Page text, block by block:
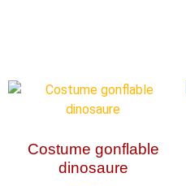
Costume gonflable
dinosaure